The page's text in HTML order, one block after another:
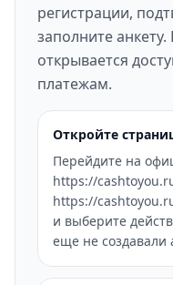
регистрации,
заполните
открывается
платежам.
Откройте
Перейдите на
https://
https://
и выберите
еще не создавали